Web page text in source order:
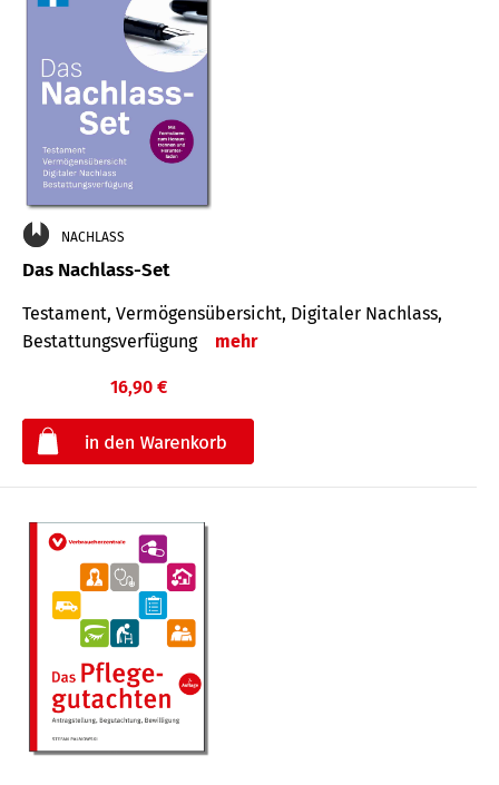
NACHLASS
Das Nachlass-Set
Testament, Vermögens­übersicht, Digitaler Nach­lass,
Bestat­tungs­ver­fügung
mehr
16,90 €